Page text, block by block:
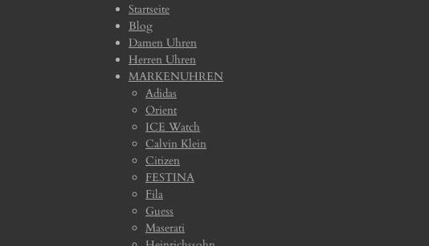
Startseite
Blog
Damen Uhren
Herren Uhren
MARKENUHREN
Adidas
Orient
ICE Watch
Calvin Klein
Citizen
FESTINA
Fila
Guess
Maserati